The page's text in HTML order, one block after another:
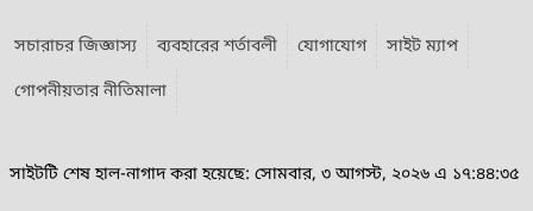
সচারাচর জিজ্ঞাস্য ব্যবহারের শর্তাবলী যোগাযোগ
সাইট ম্যাপ
গোপনীয়তার নীতিমালা
সাইটটি শেষ হাল-নাগাদ করা হয়েছে: সোমবার, ৩ আগস্ট, ২০২৬ এ ১৭:৪৪:৩৫